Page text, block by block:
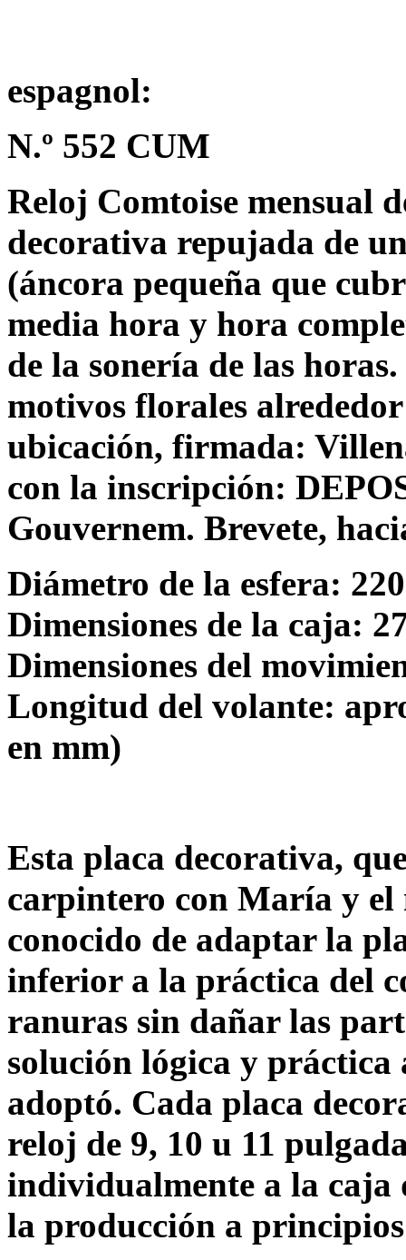
espagnol:
N.º 552 CUM
Reloj Comtoise mensual
decorativa repujada de
(áncora pequeña que
media hora y hora
de la sonería de las
motivos florales
ubicación, firmada:
con la inscripción:
Gouvernem. Brevete,
Diámetro de la esfera: 220
Dimensiones de la caja:
Dimensiones del
Longitud del volante:
en mm)
Esta placa decorativa,
carpintero con María y el
conocido de adaptar la
inferior a la práctica del
ranuras sin dañar las
solución lógica y práctica
adoptó. Cada placa
reloj de 9, 10 u 11
individualmente a la caja
la producción a